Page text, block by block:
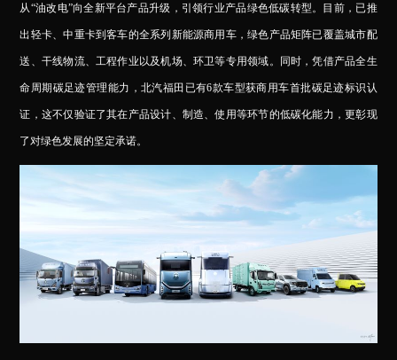
从“油改电”向全新平台产品升级，引领行业产品绿色低碳转型。目前，已推
出轻卡、中重卡到客车的全系列新能源商用车，绿色产品矩阵已覆盖城市配
送、干线物流、工程作业以及机场、环卫等专用领域。同时，凭借产品全生
命周期碳足迹管理能力，北汽福田已有6款车型获商用车首批碳足迹标识认
证，这不仅验证了其在产品设计、制造、使用等环节的低碳化能力，更彰现
了对绿色发展的坚定承诺。